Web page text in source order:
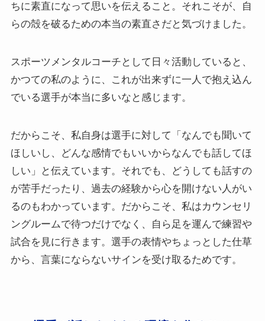
ちに素直になって思いを伝えること。それこそが、自
らの殻を破るための本当の素直さだと気づけました。
スポーツメンタルコーチとして日々活動していると、
かつての私のように、これが出来ずに一人で抱え込ん
でいる選手が本当に多いなと感じます。
だからこそ、私自身は選手に対して「なんでも聞いて
ほしいし、どんな感情でもいいからなんでも話してほ
しい」と伝えています。それでも、どうしても話すの
が苦手だったり、過去の経験から心を開けない人がい
るのもわかっています。だからこそ、私はカウンセリ
ングルームで待つだけでなく、自ら足を運んで練習や
試合を見に行きます。選手の表情やちょっとした仕草
から、言葉にならないサインを受け取るためです。